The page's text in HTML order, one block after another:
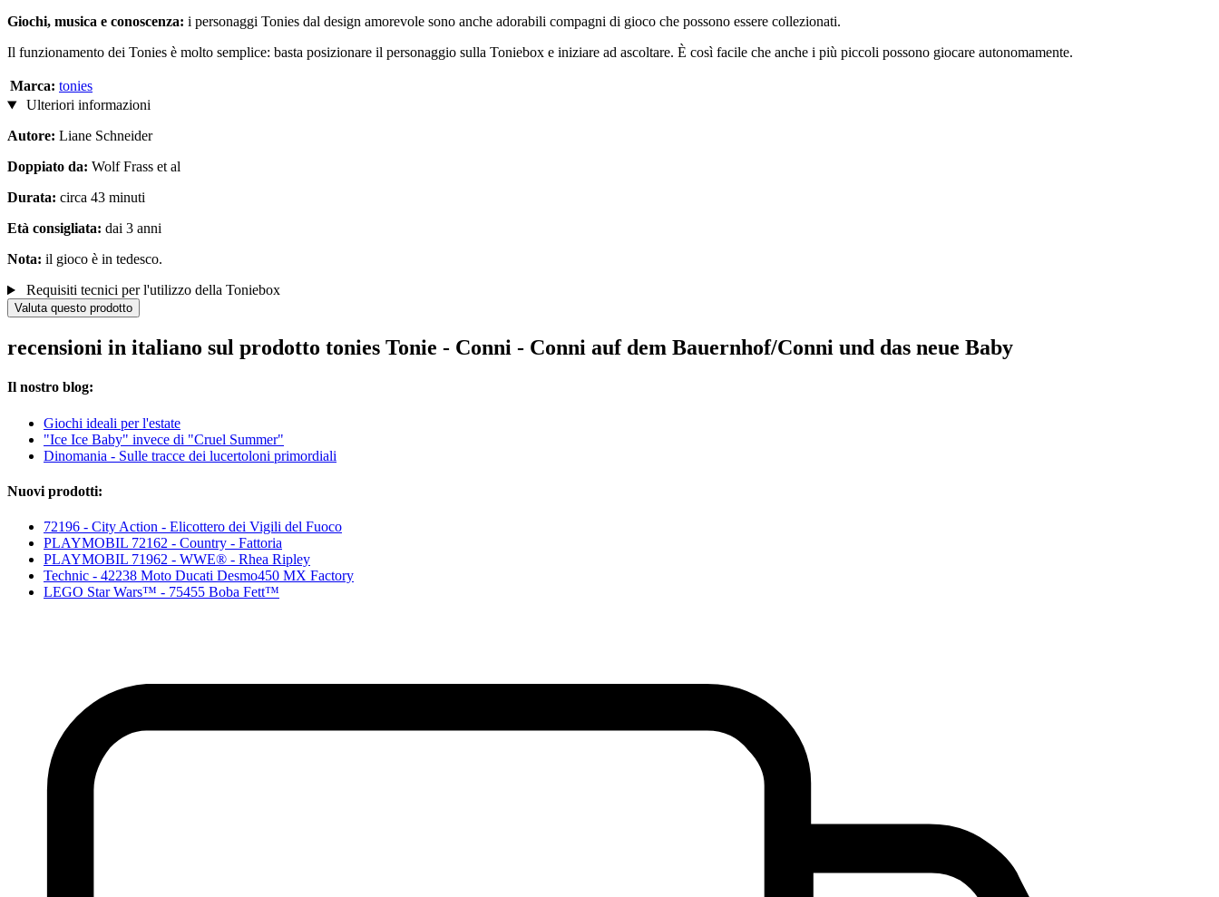
Giochi, musica e conoscenza: i personaggi Tonies dal design amorevole sono anche adorabili compagni di gioco che possono essere collezionati.
Il funzionamento dei Tonies è molto semplice: basta posizionare il personaggio sulla Toniebox e iniziare ad ascoltare. È così facile che anche i più piccoli possono giocare autonomamente.
Marca: tonies
Ulteriori informazioni
Autore: Liane Schneider
Doppiato da: Wolf Frass et al
Durata: circa 43 minuti
Età consigliata: dai 3 anni
Nota: il gioco è in tedesco.
Requisiti tecnici per l'utilizzo della Toniebox
Valuta questo prodotto
recensioni in italiano sul prodotto tonies Tonie - Conni - Conni auf dem Bauernhof/Conni und das neue Baby
Il nostro blog:
Giochi ideali per l'estate
"Ice Ice Baby" invece di "Cruel Summer"
Dinomania - Sulle tracce dei lucertoloni primordiali
Nuovi prodotti:
72196 - City Action - Elicottero dei Vigili del Fuoco
PLAYMOBIL 72162 - Country - Fattoria
PLAYMOBIL 71962 - WWE® - Rhea Ripley
Technic - 42238 Moto Ducati Desmo450 MX Factory
LEGO Star Wars™ - 75455 Boba Fett™